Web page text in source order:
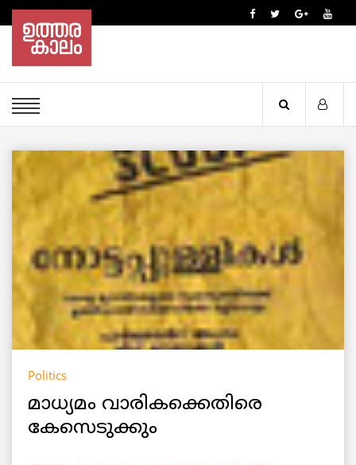
Politics
മാധ്യമം വാരികക്കെതിരെ
കേസെടുക്കും